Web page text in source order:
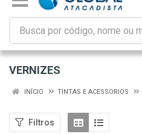
VERNIZES
INÍCIO TINTAS E ACESSORIOS
Filtros